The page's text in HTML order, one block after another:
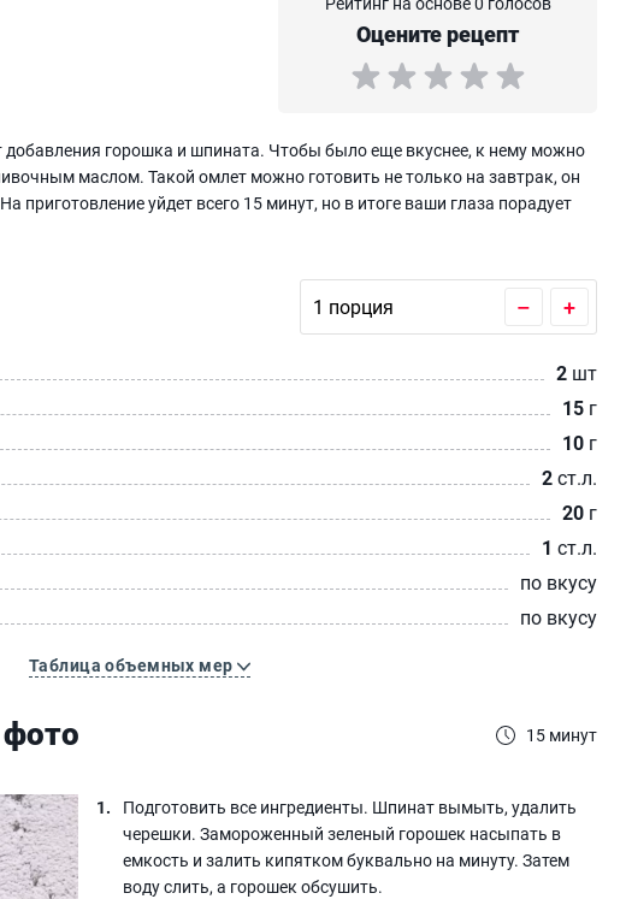
Оцените рецепт
добавления горошка и шпината. Чтобы было еще вкуснее, к нему можно
маслом. Такой омлет можно готовить не только на завтрак, он
приготовление уйдет всего 15 минут, но в итоге ваши глаза порадует
– +
2 шт
15 г
10 г
2ст.л.
20 г
1 ст.л.
по вкусу
по вкусу
Таблица объемных мер
15 минут
Подготовить все ингредиенты. Шпинат вымыть, удалить
черешки. Замороженный зеленый горошек насыпать в
емкость и залить кипятком буквально на минуту. Затем
воду слить, а горошек обсушить.